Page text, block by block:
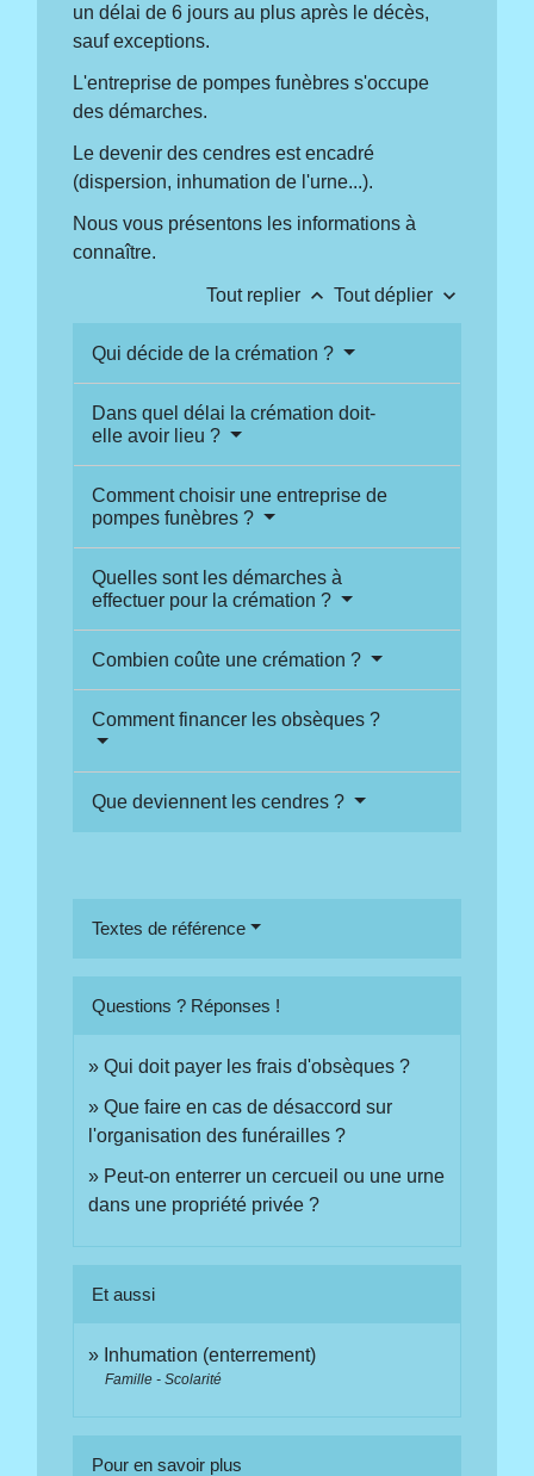
un délai de 6 jours au plus après le décès,
sauf exceptions.
L'entreprise de pompes funèbres s'occupe
des démarches.
Le devenir des cendres est encadré
(dispersion, inhumation de l'urne...).
Nous vous présentons les informations à
connaître.
Tout replier keyboard_arrow_up Tout déplier keyboard_arrow_down
Qui décide de la crémation ?
Dans quel délai la crémation doit-
elle avoir lieu ?
Comment choisir une entreprise de
pompes funèbres ?
Quelles sont les démarches à
effectuer pour la crémation ?
Combien coûte une crémation ?
Comment financer les obsèques ?
Que deviennent les cendres ?
Textes de référence
Questions ? Réponses !
Qui doit payer les frais d'obsèques ?
Que faire en cas de désaccord sur
l'organisation des funérailles ?
Peut-on enterrer un cercueil ou une urne
dans une propriété privée ?
Et aussi
Inhumation (enterrement)
Famille - Scolarité
Pour en savoir plus